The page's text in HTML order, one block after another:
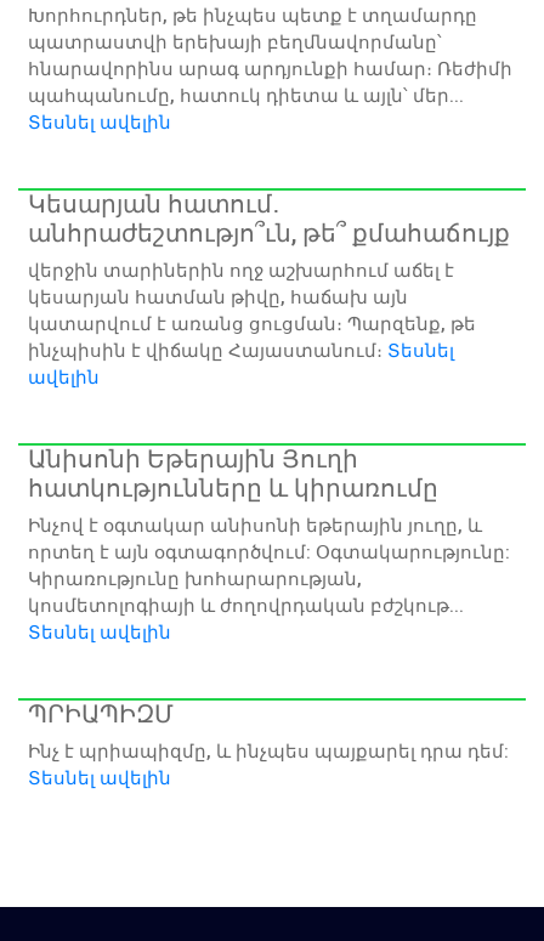
Խորհուրդներ, թե ինչպես պետք է տղամարդը
պատրաստվի երեխայի բեղմնավորմանը՝
հնարավորինս արագ արդյունքի համար։ Ռեժիմի
պահպանումը, հատուկ դիետա և այլն՝ մեր...
Տեսնել ավելին
Կեսարյան հատում․
անհրաժեշտությո՞ւն, թե՞ քմահաճույք
վերջին տարիներին ողջ աշխարհում աճել է
կեսարյան հատման թիվը, հաճախ այն
կատարվում է առանց ցուցման։ Պարզենք, թե
ինչպիսին է վիճակը Հայաստանում։ Տեսնել
ավելին
Անիսոնի Եթերային Յուղի
հատկությունները և կիրառումը
Ինչով է օգտակար անիսոնի եթերային յուղը, և
որտեղ է այն օգտագործվում: Օգտակարությունը:
Կիրառությունը խոհարարության,
կոսմետոլոգիայի և ժողովրդական բժշկութ...
Տեսնել ավելին
ՊՐԻԱՊԻԶՄ
Ինչ է պրիապիզմը, և ինչպես պայքարել դրա դեմ:
Տեսնել ավելին